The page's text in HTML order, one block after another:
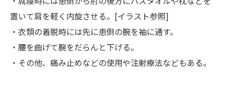
置いて肩を軽く内旋させる。[イラスト参照]
・衣類の着脱時には先に患側の腕を袖に通す。
・腰を曲げて腕をだらんと下げる。
・その他、痛み止めなどの使用や注射療法などもある。